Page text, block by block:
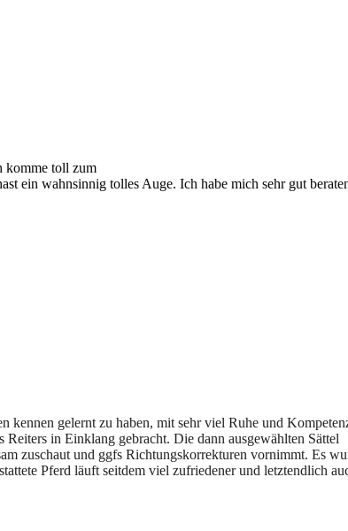
komme toll zum
ein wahnsinnig tolles Auge. Ich habe mich sehr gut
kennen gelernt zu haben, mit sehr viel Ruhe und
in Einklang gebracht. Die dann ausgewählten Sättel
zuschaut und ggfs Richtungskorrekturen vornimmt. Es
Pferd läuft seitdem viel zufriedener und letztendlich